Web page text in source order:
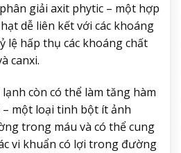
giải axit phytic – một hợp
dễ liên kết với các khoáng
lệ hấp thụ các khoáng chất
canxi.
còn có thể làm tăng hàm
một loại tinh bột ít ảnh
trong máu và có thể cung
vi khuẩn có lợi trong đường